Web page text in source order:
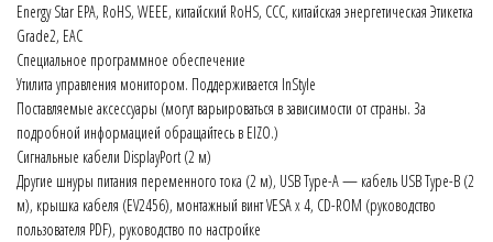
Energy Star EPA, RoHS, WEEE, китайский RoHS, CCC, китайская энергетическая Этикетка
Grade2, EAC
Специальное программное обеспечение
Утилита управления монитором. Поддерживается InStyle
Поставляемые аксессуары (могут варьироваться в зависимости от страны. За
подробной информацией обращайтесь в EIZO.)
Сигнальные кабели DisplayPort (2 м)
Другие шнуры питания переменного тока (2 м), USB Type-A — кабель USB Type-B (2
м), крышка кабеля (EV2456), монтажный винт VESA x 4, CD-ROM (руководство
пользователя PDF), руководство по настройке